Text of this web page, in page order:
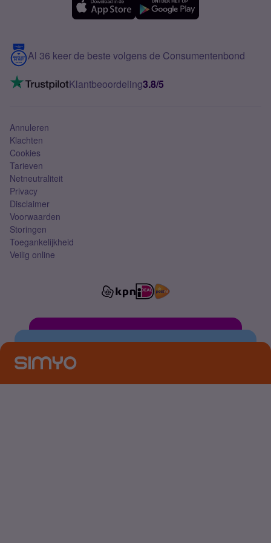
Meerdere nummers
5G internet
Mobiel internet
Mobiel abonnement
Contact
VoLTE 4G bellen
Al 36 keer de beste volgens de Consumentenbond
Klantbeoordeling3.8/5
Annuleren
Klachten
Cookies
Tarieven
Netneutraliteit
Privacy
Disclaimer
Voorwaarden
Storingen
Toegankelijkheid
Veilig online